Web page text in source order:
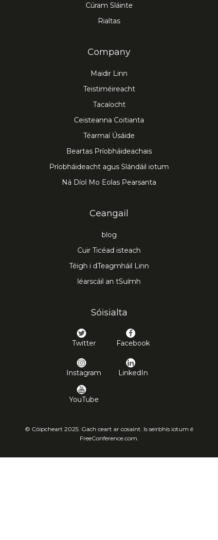
Cúram Sláinte
Rialtas
Company
Maidir Linn
Teistiméireacht
Tacaíocht
Ceisteanna Coitianta
Téarmaí Úsáide
Beartas Príobháideachais
Príobháideacht agus Slándáil iotum
Ná Díol Mo Eolas Pearsanta
Ceangail
blog
Cuir Ticéad isteach
Téigh i dTeagmháil Linn
léarscáil an tSuímh
Sóisialta
Twitter Facebook
Instagram LinkedIn
YouTube
© Cóipcheart 2025. Gach ceart ar cosaint. Is seirbhís iotum é
FreeConference.com.